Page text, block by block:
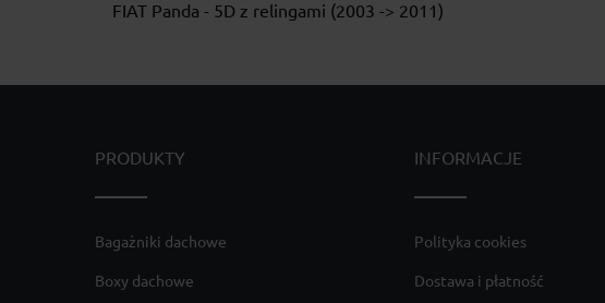
FIAT Panda - 5D z relingami (2003 -> 2011)
PRODUKTY
Bagażniki dachowe
Boxy dachowe
INFORMACJE
Polityka cookies
Dostawa i płatność